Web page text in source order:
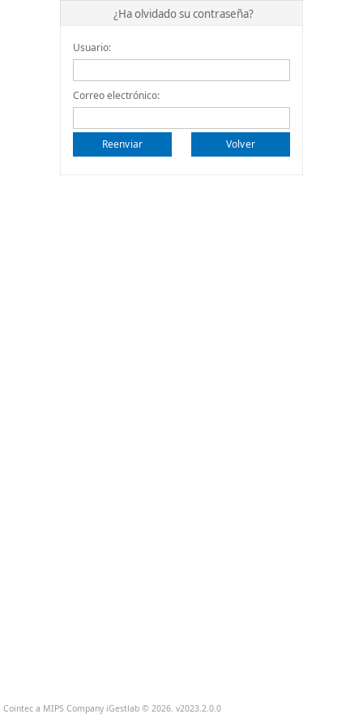
¿Ha olvidado su contraseña?
Usuario:
Correo electrónico:
Reenviar Volver
Cointec a MIPS Company iGestlab © 2026. v2023.2.0.0